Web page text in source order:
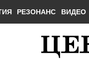
РЕЗОНАНС ВИДЕО